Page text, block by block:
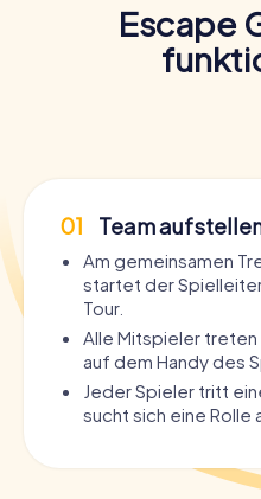
Escape
01 Team
Am gemeinsamen
startet der
Tour.
Alle Mitspieler
auf dem Handy des
Jeder Spieler tritt
sucht sich eine Rolle